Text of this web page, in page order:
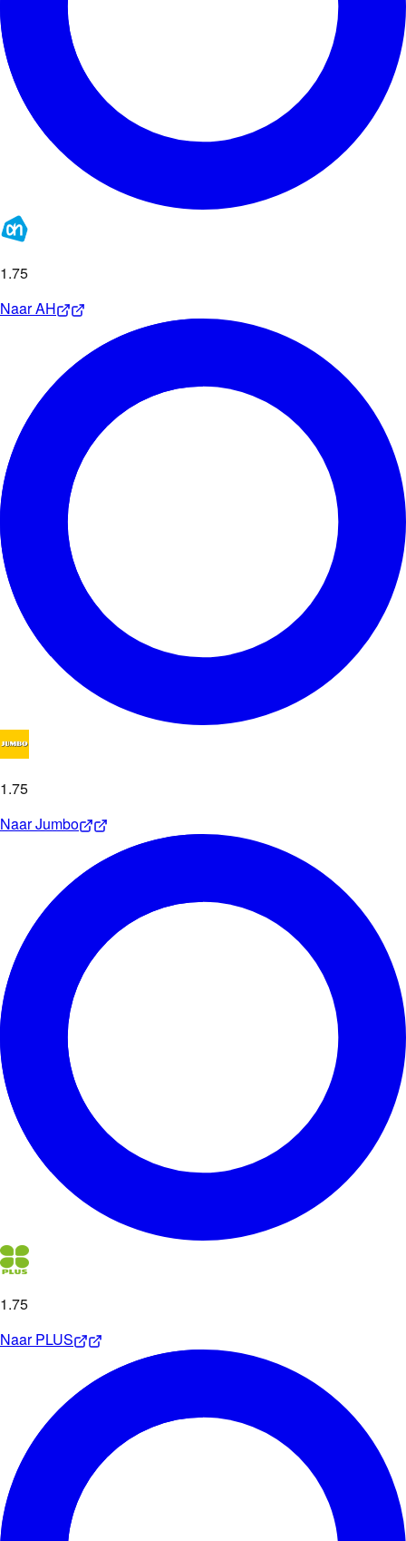
1.75
NaarAH
1.75
NaarJumbo
1.75
NaarPLUS